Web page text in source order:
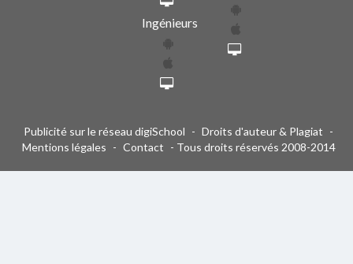
Ingénieurs
Publicité sur le réseau digiSchool - Droits d'auteur & Plagiat -
Mentions légales - Contact - Tous droits réservés 2008-2014